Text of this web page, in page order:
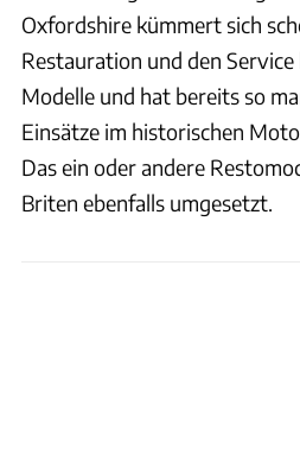
Oxfordshire kümmert sich
Restauration und den
Modelle und hat bereits so
Einsätze im historischen
Das ein oder andere
Briten ebenfalls umgesetzt.